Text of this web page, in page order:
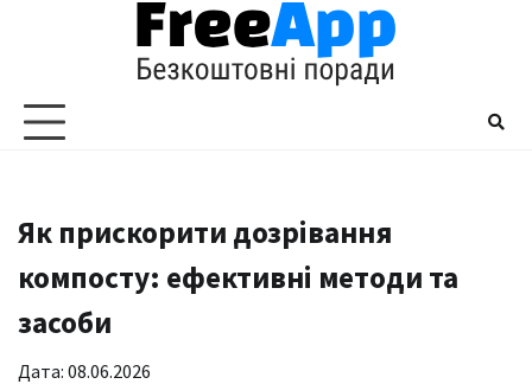
Як прискорити дозрівання
компосту: ефективні методи та
засоби
Дата: 08.06.2026